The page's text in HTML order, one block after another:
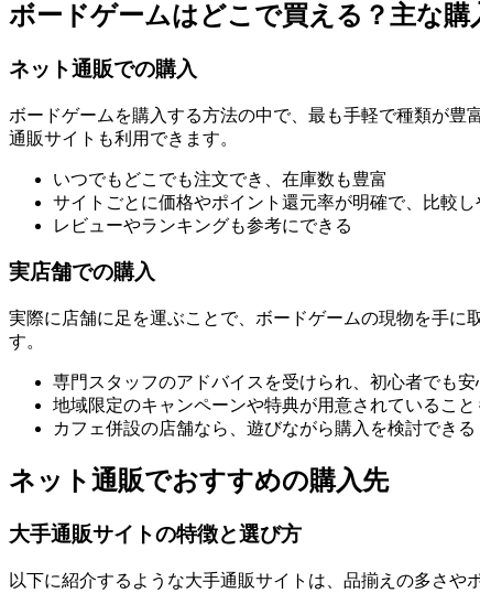
ボードゲームはどこで買える？主な購
ネット通販での購入
ボードゲームを購入する方法の中で、最も手軽で種類が豊
通販サイトも利用できます。
いつでもどこでも注文でき、在庫数も豊富
サイトごとに価格やポイント還元率が明確で、比較し
レビューやランキングも参考にできる
実店舗での購入
実際に店舗に足を運ぶことで、ボードゲームの現物を手
す。
専門スタッフのアドバイスを受けられ、初心者でも安
地域限定のキャンペーンや特典が用意されていること
カフェ併設の店舗なら、遊びながら購入を検討できる
ネット通販でおすすめの購入先
大手通販サイトの特徴と選び方
以下に紹介するような大手通販サイトは、品揃えの多さや